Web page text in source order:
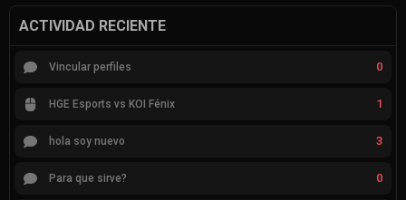
ACTIVIDAD RECIENTE
Vincular perfiles 0
HGE Esports vs KOI Fénix 1
hola soy nuevo 3
Para que sirve? 0